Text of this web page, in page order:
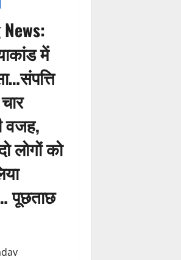
में
वजह,
लोगों को
पूछताछ